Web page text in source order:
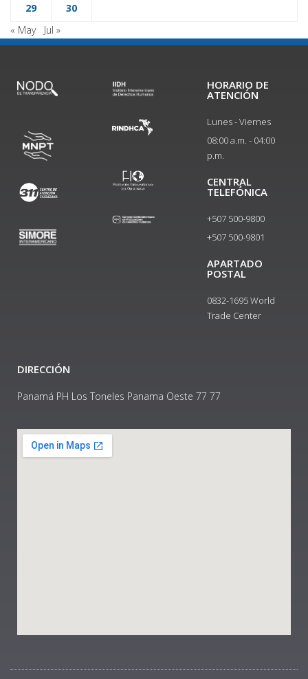
29
30
« May
Jul »
HORARIO DE
ATENCIÓN
Lunes - Viernes
08:00 a.m. - 04:00
p.m.
CENTRAL
TELEFÓNICA
+507 500-9800
+507 500-9801​
APARTADO
POSTAL
0832-1695 World
Trade Center
DIRECCIÓN
Panamá PH Los Toneles Panama Oeste 77 77